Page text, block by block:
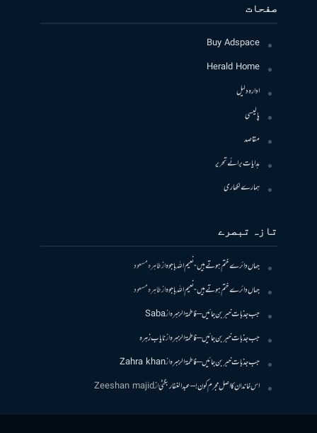
صفحات
Buy Adspace
Herald Home
ادارہ دلیل
پالیسی
مقاصد
ہدایات برائے تحریر
ہمارے لکھاری
تازہ تبصرے
جہاں دائرے ختم ہوتے ہیں- نعیم اللہ باجوہازطاہرہ مسعود
جہاں دائرے ختم ہوتے ہیں- نعیم اللہ باجوہازطاہرہ مسعود
جب جذبات خبر بن جائیں – فاطمۃالزہرہازSaba
جب جذبات خبر بن جائیں – فاطمۃالزہرہازنایاب زہرہ
جب جذبات خبر بن جائیں – فاطمۃالزہرہازZahra khan
اس خاندان کا اصل مجرم کون! – عبدالغفار بگٹیازZeeshan majid